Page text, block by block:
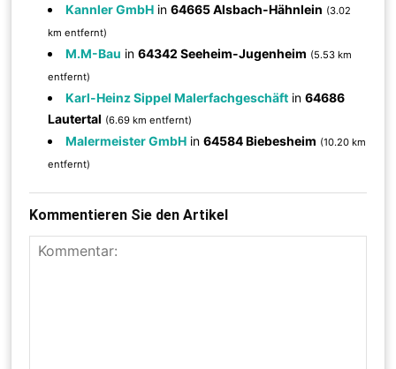
Kannler GmbH in64665 Alsbach-Hähnlein (3.02
km entfernt)
M.M-Bau in64342 Seeheim-Jugenheim (5.53 km
entfernt)
Karl-Heinz Sippel Malerfachgeschäft in64686
Lautertal (6.69 km entfernt)
Malermeister GmbH in64584 Biebesheim (10.20 km
entfernt)
Kommentieren Sie den Artikel